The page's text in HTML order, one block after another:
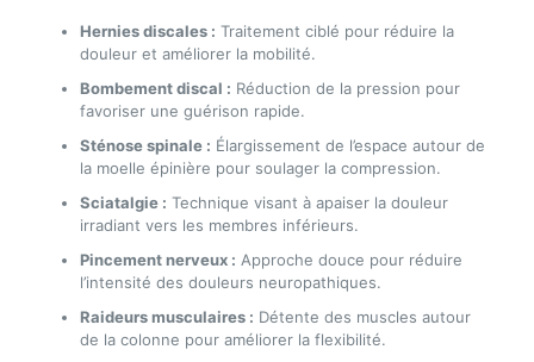
Hernies discales : Traitement ciblé pour réduire la
douleur et améliorer la mobilité.
Bombement discal : Réduction de la pression pour
favoriser une guérison rapide.
Sténose spinale : Élargissement de l’espace autour de
la moelle épinière pour soulager la compression.
Sciatalgie : Technique visant à apaiser la douleur
irradiant vers les membres inférieurs.
Pincement nerveux : Approche douce pour réduire
l’intensité des douleurs neuropathiques.
Raideurs musculaires : Détente des muscles autour
de la colonne pour améliorer la flexibilité.